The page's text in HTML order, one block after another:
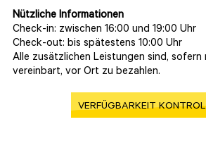
Nützliche Informationen
Check-in: zwischen 16:00 und 19:00 Uhr
Check-out: bis spätestens 10:00 Uhr
Alle zusätzlichen Leistungen sind, sofern
vereinbart, vor Ort zu bezahlen.
VERFÜGBARKEIT